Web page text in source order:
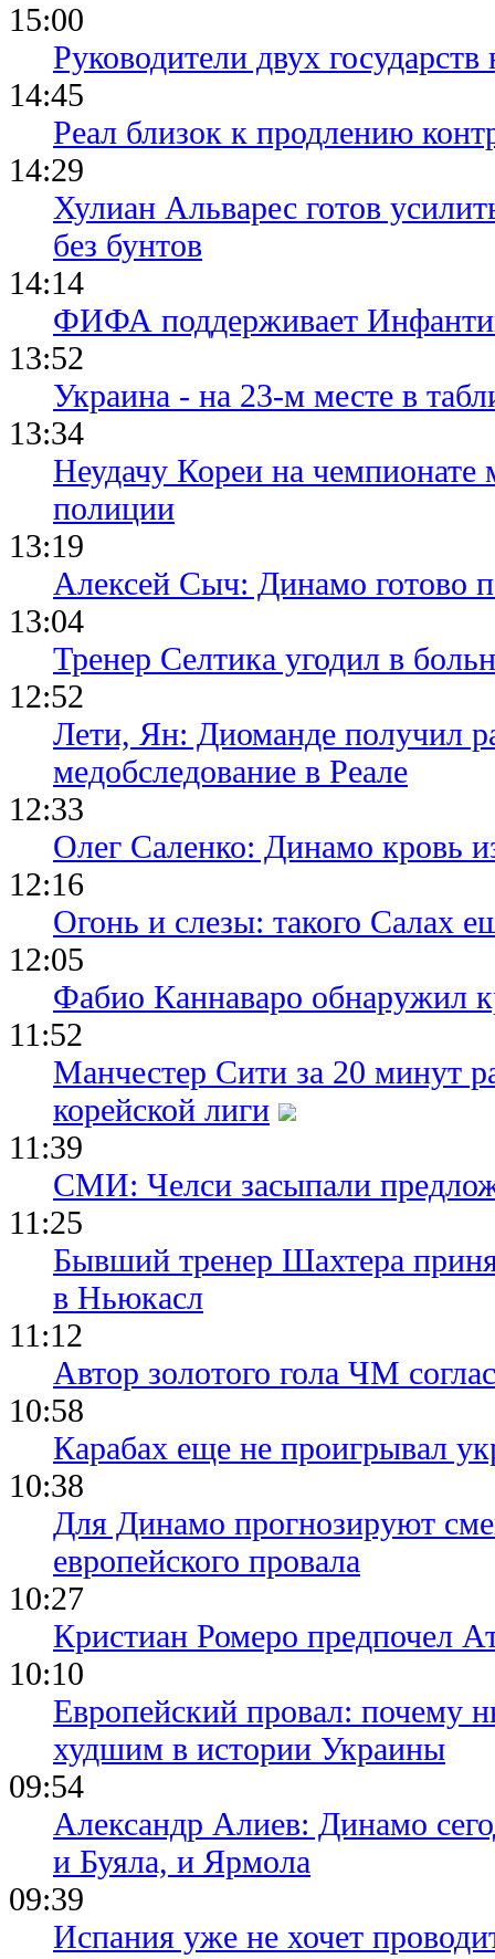
15:00
Руководители двух
14:45
Реал близок к продлению
14:29
Хулиан Альварес готов
без бунтов
14:14
ФИФА поддерживает
13:52
Украина - на 23-м месте в
13:34
Неудачу Кореи на
полиции
13:19
Алексей Сыч: Динамо готово
13:04
Тренер Селтика угодил в
12:52
Лети, Ян: Диоманде получил
медобследование в Реале
12:33
Олег Саленко: Динамо кровь
12:16
Огонь и слезы: такого Салах
12:05
Фабио Каннаваро обнаружил
11:52
Манчестер Сити за 20 минут
корейской лиги
11:39
СМИ: Челси засыпали
11:25
Бывший тренер Шахтера
в Ньюкасл
11:12
Автор золотого гола ЧМ
10:58
Карабах еще не проигрывал
10:38
Для Динамо прогнозируют
европейского провала
10:27
Кристиан Ромеро предпочел
10:10
Европейский провал: почему
худшим в истории Украины
09:54
Александр Алиев: Динамо
и Буяла, и Ярмола
09:39
Испания уже не хочет